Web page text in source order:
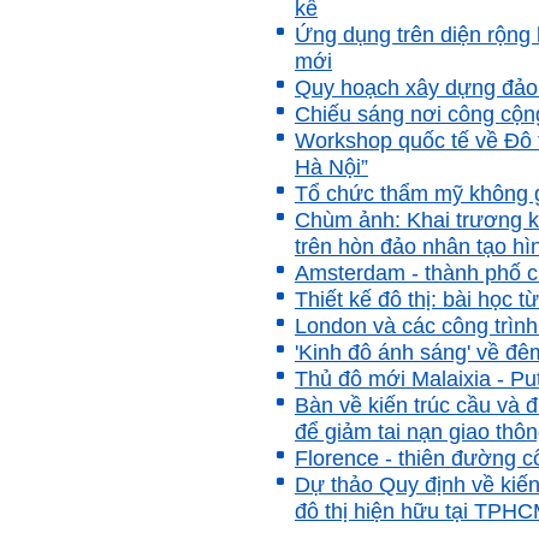
kế
Ứng dụng trên diện
mới
Quy hoạch xây dựng
Chiếu sáng nơi công
Workshop quốc tế về Đô
Hà Nội”
Tổ chức thẩm mỹ không
Chùm ảnh: Khai trương
trên hòn đảo nhân tạo
Amsterdam - thành phố
Thiết kế đô thị: bài học
London và các công
'Kinh đô ánh sáng' về
Thủ đô mới Malaixia -
Bàn về kiến trúc cầu và
để giảm tai nạn giao
Florence - thiên đường
Dự thảo Quy định về
đô thị hiện hữu tại